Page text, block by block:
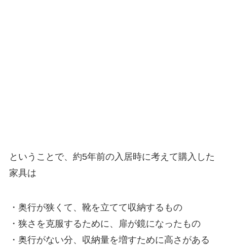
ということで、約5年前の入居時に考えて購入した
家具は
・奥行が狭くて、靴を立てて収納するもの
・狭さを克服するために、扉が鏡になったもの
・奥行がない分、収納量を増すために高さがある